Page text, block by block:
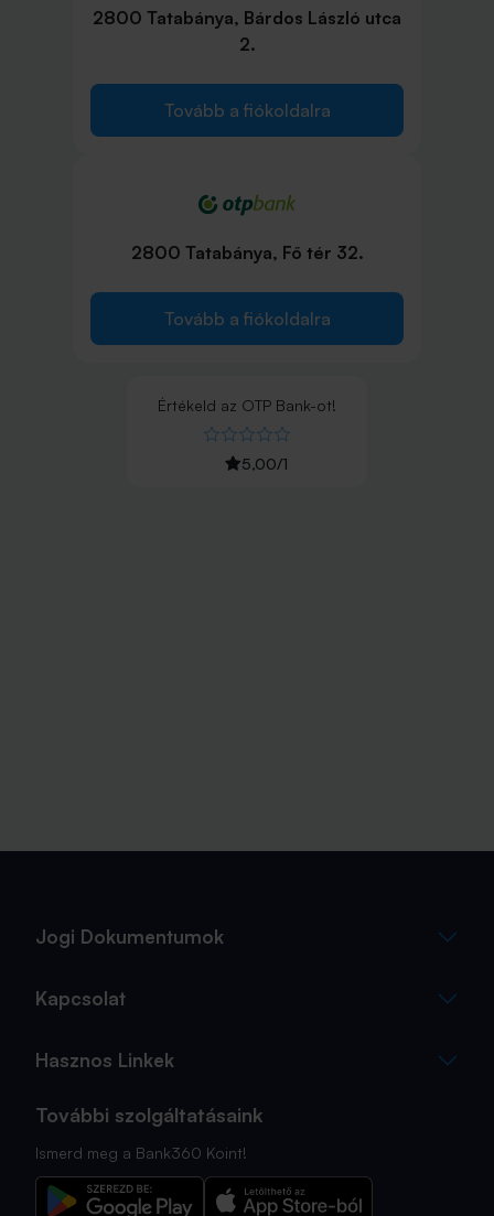
2800 Tatabánya, Bárdos László utca
2.
Tovább a fiókoldalra
2800 Tatabánya, Fő tér 32.
Tovább a fiókoldalra
Értékeld az OTP Bank-ot!
5,00/1
Jogi Dokumentumok
Kapcsolat
Hasznos Linkek
További szolgáltatásaink
Ismerd meg a Bank360 Koint!